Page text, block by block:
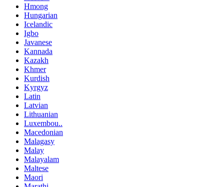
Hmong
Hungarian
Icelandic
Igbo
Javanese
Kannada
Kazakh
Khmer
Kurdish
Kyrgyz
Latin
Latvian
Lithuanian
Luxembou..
Macedonian
Malagasy
Malay
Malayalam
Maltese
Maori